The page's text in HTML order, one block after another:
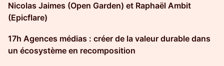
Nicolas Jaimes (Open Garden) et Raphaël Ambit
(Epicflare)
17h Agences médias : créer de la valeur durable dans
un écosystème en recomposition